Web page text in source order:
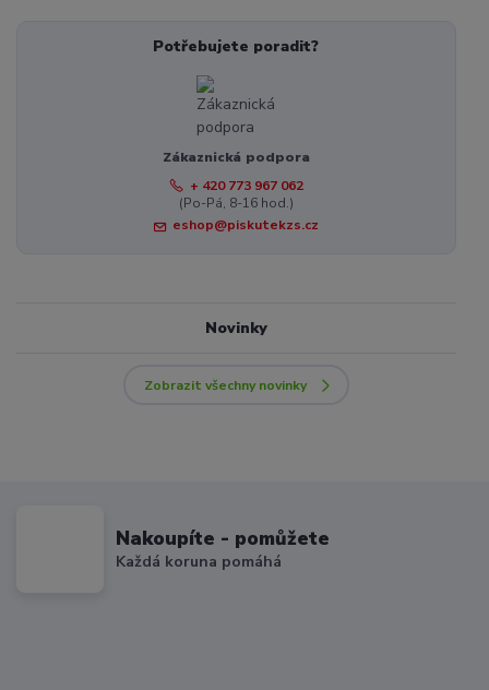
Potřebujete poradit?
Zákaznická podpora
+ 420 773 967 062
(Po-Pá, 8-16 hod.)
eshop@piskutekzs.cz
Novinky
Zobrazit všechny novinky
Nakoupíte - pomůžete
Každá koruna pomáhá